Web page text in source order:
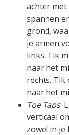
achter
spannen
grond,
je armen
links. Tik
naar het
rechts. Tik
naar het
Toe Taps:
verticaal
zowel in je